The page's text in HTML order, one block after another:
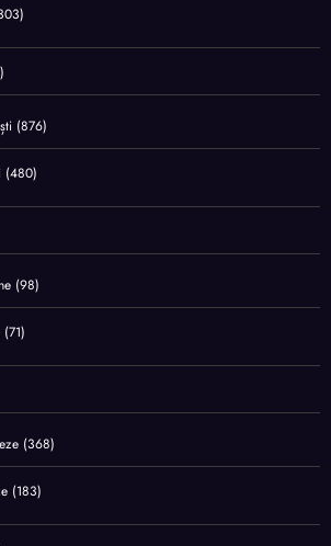
(876)
(480)
(98)
(71)
(368)
(183)